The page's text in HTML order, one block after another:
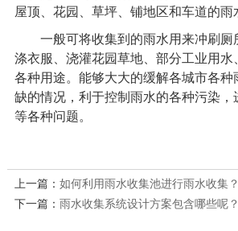
屋顶、花园、草坪、铺地区和车道的雨
一般可将收集到的雨水用来冲刷厕
涤衣服、浇灌花园草地、部分工业用水
各种用途。能够大大的缓解各城市各种
缺的情况，利于控制雨水的各种污染，
等各种问题。
上一篇： 如何利用雨水收集池进行雨水收集？
下一篇： 雨水收集系统设计方案包含哪些呢？